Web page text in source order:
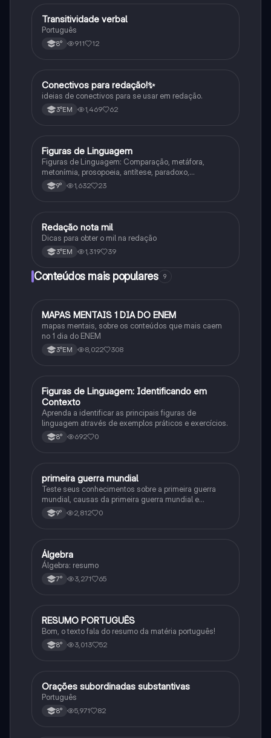
Português
Transitividade verbal
Português
8° 911 12
Português
Conectivos para redação!✨
ideias de conectivos para se usar em redação.
3°EM 1,469 62
Português
Figuras de Linguagem
Figuras de Linguagem: Comparação, metáfora,
metonímia, prosopoeia, antítese, paradoxo,
eufemismo, hipérbole e onomatopeia
9° 1,632 23
Português
Redação nota mil
Dicas para obter o mil na redação
3°EM 1,319 39
Conteúdos mais populares 9
Português
MAPAS MENTAIS 1 DIA DO ENEM
mapas mentais, sobre os conteúdos que mais caem
no 1 dia do ENEM
3°EM 8,022 308
FPortuguês
Figuras de Linguagem: Identificando em
Contexto
Aprenda a identificar as principais figuras de
linguagem através de exemplos práticos e exercícios.
8° 692 0
História
primeira guerra mundial
Teste seus conhecimentos sobre a primeira guerra
mundial, causas da primeira guerra mundial e
consequências da Primeira Guerra Mundial, fases da
primeira guerra mundial
9° 2,812 0
Matematica
Álgebra
Álgebra: resumo
7° 3,271 65
Português
RESUMO PORTUGUÊS
Bom, o texto fala do resumo da matéria português!
8° 3,013 52
Português
Orações subordinadas substantivas
Português
8° 5,971 82